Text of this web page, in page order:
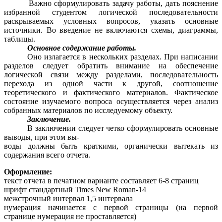
Важно сформулировать задачу работы, дать пояснение
избранной студентом логической последовательности
раскрываемых условных вопросов, указать основные
источники. Во введение не включаются схемы, диаграммы,
таблицы.
Основное содержание работы.
Оно излагается в нескольких разделах. При написании
разделов следует обратить внимание на обеспечение
логической связи между разделами, последовательность
перехода из одной части к другой, соотношение
теоретического и фактического материалов. Фактическое
состояние изучаемого вопроса осуществляется через анализ
собранных материалов по исследуемому объекту.
Заключение.
В заключении следует четко сформулировать основные
выводы, при этом вы-
воды должны быть краткими, органически вытекать из
содержания всего отчета.
Оформление:
текст отчета в печатном варианте составляет 6-8 страниц
шрифт стандартный Times New Roman-14
межстрочный интервал 1,5 интервала
нумерация начинается с первой страницы (на первой
странице нумерация не проставляется)